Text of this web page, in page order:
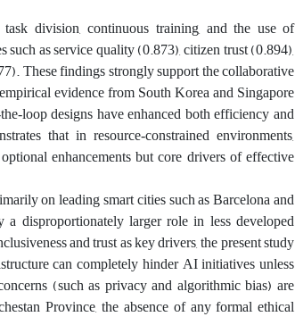
division, continuous training, and the use of
as service quality (0.873), citizen trust (0.894),
These findings strongly support the collaborative
evidence from South Korea and Singapore
designs have enhanced both efficiency and
that in resource‑constrained environments,
enhancements but core drivers of effective
on leading smart cities such as Barcelona and
disproportionately larger role in less developed
and trust as key drivers, the present study
can completely hinder AI initiatives unless
(such as privacy and algorithmic bias) are
Province, the absence of any formal ethical